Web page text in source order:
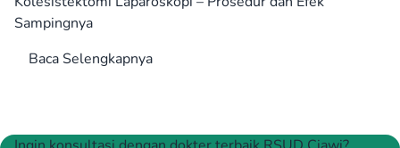
Sampingnya
Baca Selengkapnya